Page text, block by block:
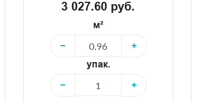
3 027.60 руб.
м²
−
+
упак.
−
+